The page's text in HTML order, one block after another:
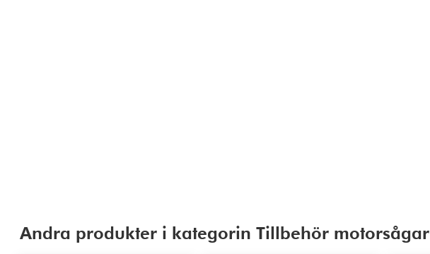
Andra produkter i kategorin Tillbehör motorsågar